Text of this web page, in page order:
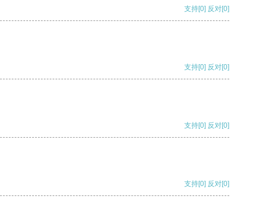
支持[0] 反对[0]
支持[0] 反对[0]
支持[0] 反对[0]
支持[0] 反对[0]